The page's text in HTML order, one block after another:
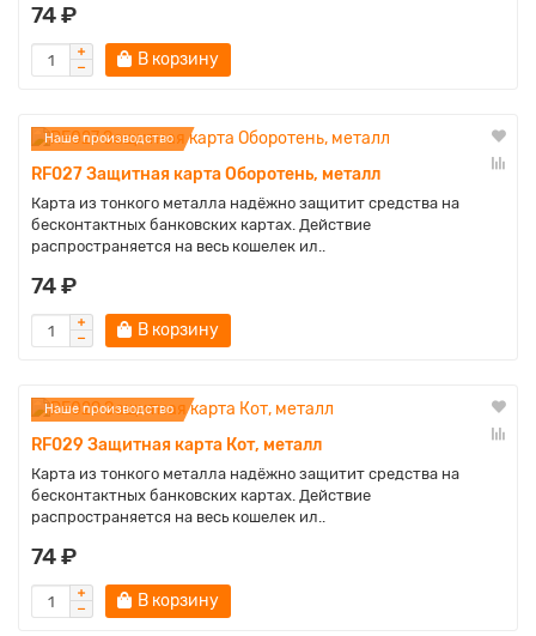
74 ₽
В корзину
Наше производство
RF027 Защитная карта Оборотень, металл
Карта из тонкого металла надёжно защитит средства на
бесконтактных банковских картах. Действие
распространяется на весь кошелек ил..
74 ₽
В корзину
Наше производство
RF029 Защитная карта Кот, металл
Карта из тонкого металла надёжно защитит средства на
бесконтактных банковских картах. Действие
распространяется на весь кошелек ил..
74 ₽
В корзину